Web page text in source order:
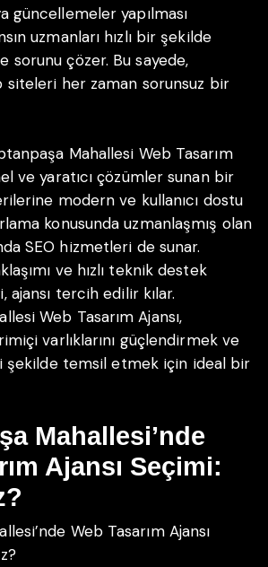
güncellemeler yapılması
uzmanları hızlı bir şekilde
sorunu çözer. Bu sayede,
her zaman sorunsuz bir
Mahallesi Web Tasarım
ve yaratıcı çözümler sunan bir
modern ve kullanıcı dostu
konusunda uzmanlaşmış olan
SEO hizmetleri de sunar.
ve hızlı teknik destek
ajansı tercih edilir kılar.
Web Tasarım Ajansı,
varlıklarını güçlendirmek ve
şekilde temsil etmek için ideal bir
Mahallesi’nde
Ajansı Seçimi:
Web Tasarım Ajansı